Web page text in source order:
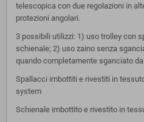
telescopica con due regolazioni in
protezioni angolari.
3 possibili utilizzi: 1) uso trolley con
schienale; 2) uso zaino senza
quando completamente sganciato
Spallacci imbottiti e rivestiti in
system
Schienale imbottito e rivestito in